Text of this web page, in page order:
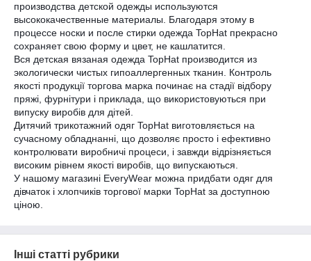
производства детской одежды используются
высококачественные материалы. Благодаря этому в
процессе носки и после стирки одежда TopHat прекрасно
сохраняет свою форму и цвет, не кашлатится.
Вся детская вязаная одежда TopHat производится из
экологически чистых гипоаллергенных тканин. Контроль
якості продукції торгова марка починає на стадії відбору
пряжі, фурнітури і приклада, що використовуються при
випуску виробів для дітей.
Дитячий трикотажний одяг TopHat виготовляється на
сучасному обладнанні, що дозволяє просто і ефективно
контролювати виробничі процеси, і завжди відрізняється
високим рівнем якості виробів, що випускаються.
У нашому магазині EveryWear можна придбати одяг для
дівчаток і хлопчиків торгової марки TopHat за доступною
ціною.
Інші статті рубрики